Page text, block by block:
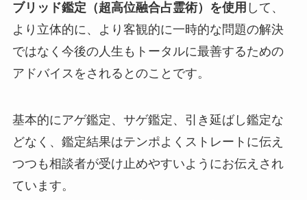
ブリッド鑑定（超高位融合占霊術）を使用 して、
より立体的に、より客観的に一時的な問題の解決
ではなく今後の人生もトータルに最善するための
アドバイスをされるとのことです。
基本的にアゲ鑑定、サゲ鑑定、引き延ばし鑑定な
どなく、鑑定結果はテンポよくストレートに伝え
つつも相談者が受け止めやすいようにお伝えされ
ています。